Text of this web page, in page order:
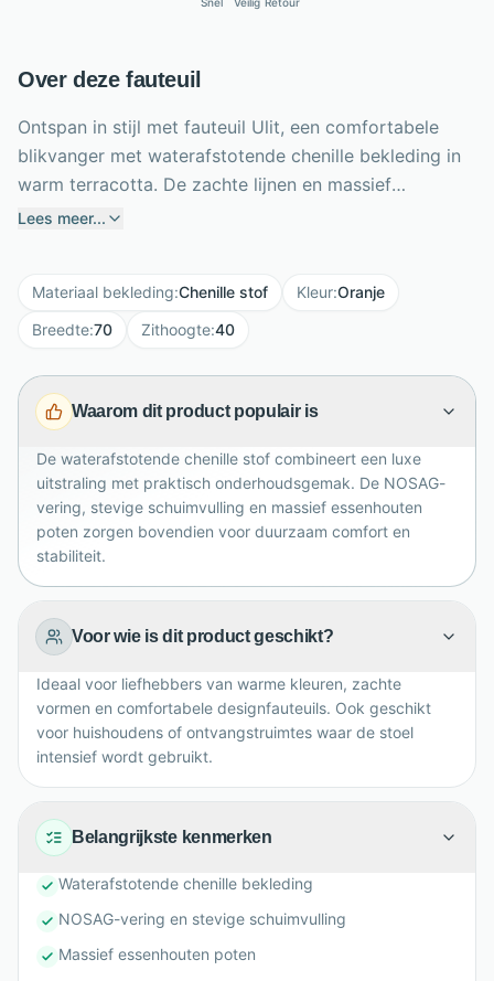
Over deze fauteuil
Ontspan in stijl met fauteuil Ulit, een comfortabele
blikvanger met waterafstotende chenille bekleding in
warm terracotta. De zachte lijnen en massief
essenhouten poten met walnootafwerking geven het
kg/m³ en NOSAG-vering geniet je van stevige
ondersteuning en langdurig zitcomfort. De fauteuil is
zithoogte van 40 cm. De slijtvaste, OEKO-TEX®
gecertificeerde stof maakt Ulit geschikt voor dagelijks
leeshoek of stijlvolle ontvangstruimte en eenvoudig
zelf te monteren in moderne, warme interieurs.
Lees meer...
Materiaal bekleding:Chenille stof Kleur:Oranje
Breedte:70 Zithoogte:40
Waarom dit product populair is
De waterafstotende chenille stof combineert een luxe
uitstraling met praktisch onderhoudsgemak. De NOSAG-
vering, stevige schuimvulling en massief essenhouten
poten zorgen bovendien voor duurzaam comfort en
stabiliteit.
Voor wie is dit product geschikt?
Ideaal voor liefhebbers van warme kleuren, zachte
vormen en comfortabele designfauteuils. Ook geschikt
voor huishoudens of ontvangstruimtes waar de stoel
intensief wordt gebruikt.
Belangrijkste kenmerken
Waterafstotende chenille bekleding
NOSAG-vering en stevige schuimvulling
Massief essenhouten poten